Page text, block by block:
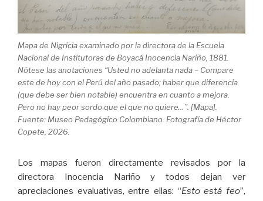
Mapa de Nigricia examinado por la directora de la Escuela
Nacional de Institutoras de Boyacá Inocencia Nariño, 1881.
Nótese las anotaciones “Usted no adelanta nada – Compare
este de hoy con el Perú del año pasado; haber que diferencia
(que debe ser bien notable) encuentra en cuanto a mejora.
Pero no hay peor sordo que el que no quiere…”. [Mapa].
Fuente: Museo Pedagógico Colombiano. Fotografía de Héctor
Copete, 2026.
Los mapas fueron directamente revisados por la
directora Inocencia Nariño y todos dejan ver
apreciaciones evaluativas, entre ellas: “Esto está feo”,